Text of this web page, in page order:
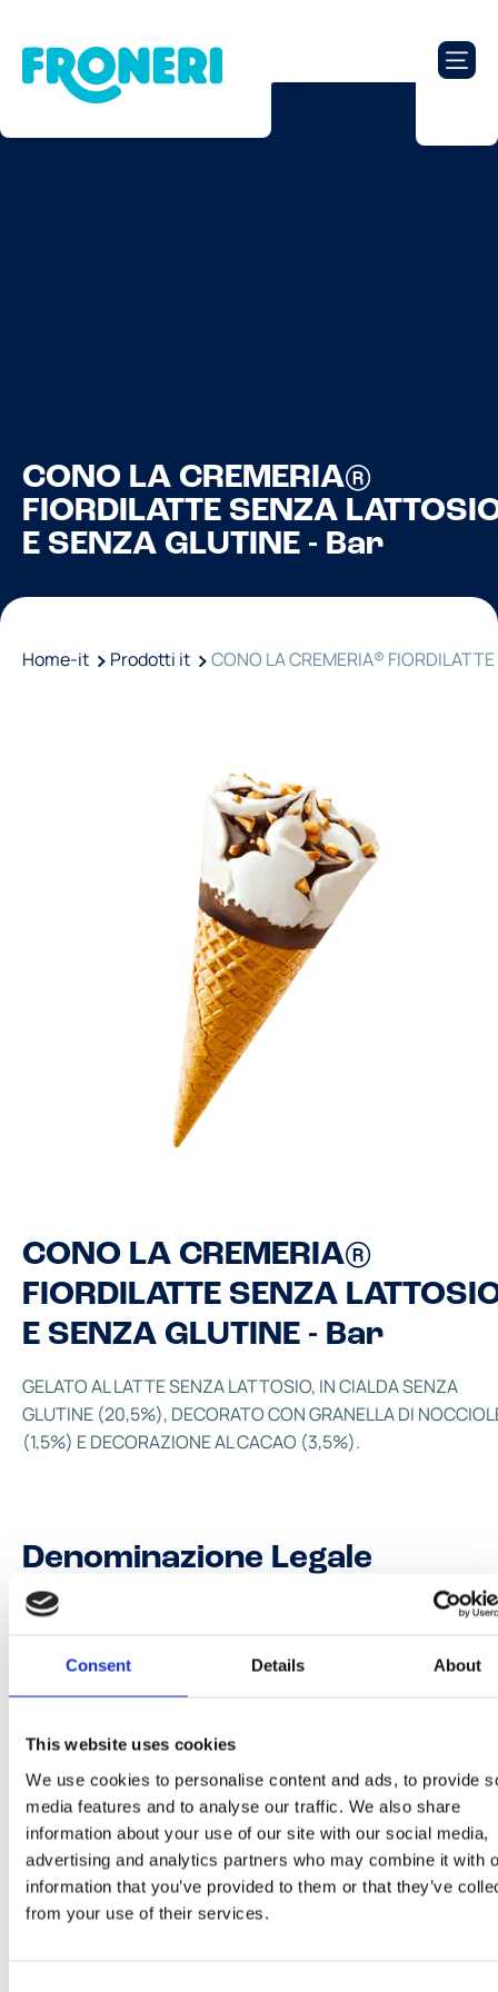
Consent Details About
This website uses cookies
We use cookies to personalise content and ads, to provide
media features and to analyse our traffic. We also share
information about your use of our site with our social media,
advertising and analytics partners who may combine it with
information that you’ve provided to them or that they’ve
from your use of their services.
CONO LA CREMERIA®
FIORDILATTE SENZA
E SENZA GLUTINE - Bar
Home-it Prodotti it CONO LA CREMERIA® FIORDILATTE
CONO LA CREMERIA®
FIORDILATTE SENZA
E SENZA GLUTINE - Bar
GELATO AL LATTE SENZA LATTOSIO, IN CIALDA SENZA
GLUTINE (20,5%), DECORATO CON GRANELLA DI
(1,5%) E DECORAZIONE AL CACAO (3,5%).
Denominazione Legale
CONO LA CREMERIA® FIORDILATTE SENZA LATTOSIO
SENZA GLUTINE - BAR
Lista Ingredienti
INGREDIENTI: LATTE fresco scremato pastorizzato